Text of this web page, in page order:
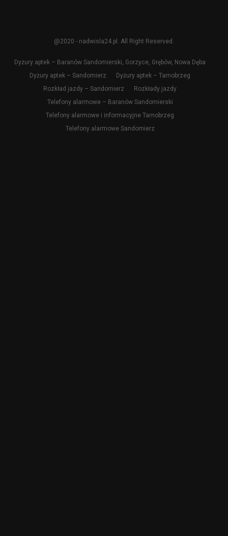
@2020 - nadwisla24.pl. All Right Reserved.
Dyżury aptek – Baranów Sandomierski, Gorzyce, Grębów, Nowa Dęba
Dyżury aptek – Sandomierz
Dyżury aptek – Tarnobrzeg
Rozkład jazdy – Sandomierz
Rozkłady jazdy
Telefony alarmowe – Baranów Sandomierski
Telefony alarmowe i informacyjne Tarnobrzeg
Telefony alarmowe Sandomierz